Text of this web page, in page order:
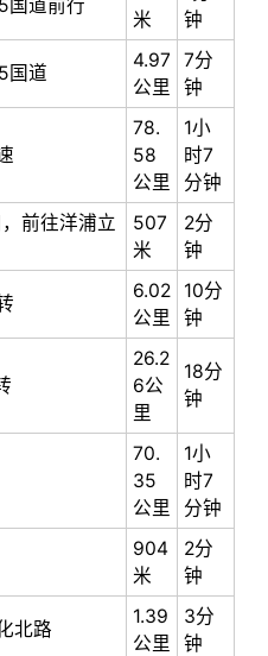
国道前行
米
钟
国道
4.97
公里
7分
钟
78.
58
公里
1小
时7
分钟
前往洋浦立
507
米
2分
钟
6.02
公里
10分
钟
26.2
6公
里
18分
钟
70.
35
公里
1小
时7
分钟
904
米
2分
钟
北路
1.39
公里
3分
钟